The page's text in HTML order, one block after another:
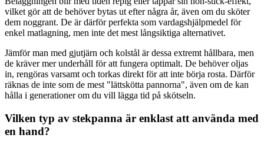
vilket gör att de behöver bytas ut efter några år, även om du sköter
dem noggrant. De är därför perfekta som vardagshjälpmedel för
enkel matlagning, men inte det mest långsiktiga alternativet.
Jämför man med gjutjärn och kolstål är dessa extremt hållbara, men
de kräver mer underhåll för att fungera optimalt. De behöver oljas
in, rengöras varsamt och torkas direkt för att inte börja rosta. Därför
räknas de inte som de mest "lättskötta pannorna", även om de kan
hålla i generationer om du vill lägga tid på skötseln.
Vilken typ av stekpanna är enklast att använda med
en hand?